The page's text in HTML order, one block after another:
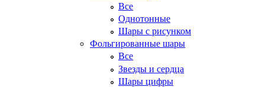
Все
Однотонные
Шары с рисунком
Фольгированные шары
Все
Звезды и сердца
Шары цифры